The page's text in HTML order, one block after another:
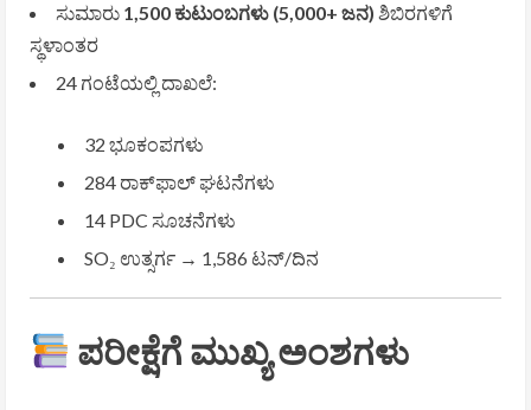
ಸುಮಾರು 1,500 ಕುಟುಂಬಗಳು (5,000+ ಜನ) ಶಿಬಿರಗಳಿಗೆ
ಸ್ಥಳಾಂತರ
24 ಗಂಟೆಯಲ್ಲಿ ದಾಖಲೆ:
32 ಭೂಕಂಪಗಳು
284 ರಾಕ್‌ಫಾಲ್ ಘಟನೆಗಳು
14 PDC ಸೂಚನೆಗಳು
SO₂ ಉತ್ಸರ್ಗ → 1,586 ಟನ್/ದಿನ
ಪರೀಕ್ಷೆಗೆ ಮುಖ್ಯ ಅಂಶಗಳು